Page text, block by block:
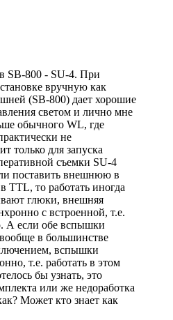
SB-800 - SU-4. При
вручную как
(SB-800) дает хорошие
светом и лично мне
обычного WL, где
не
только для запуска
съемки SU-4
поставить внешнюю в
TTL, то работать иногда
глюки, внешняя
с встроенной, т.е.
А если обе вспышки
в большинстве
вспышки
т.е. работать в этом
бы узнать, это
или же недоработка
Может кто знает как